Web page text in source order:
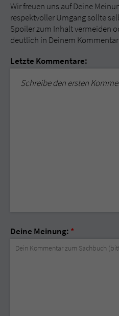
Wir freuen uns auf Deine
respektvoller Umgang sollte
Spoiler zum Inhalt vermeiden
deutlich in Deinem
Letzte Kommentare:
Schreibe den ersten
Deine Meinung: *